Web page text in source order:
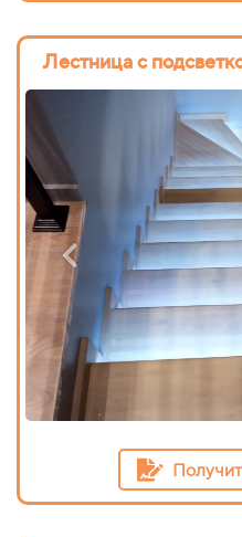
Лестница с